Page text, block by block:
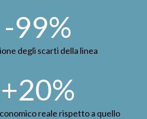
-99%
degli scarti della linea
20%
reale rispetto a quello